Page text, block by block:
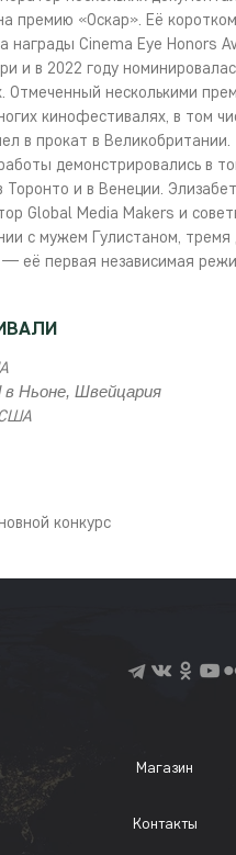
премию «Оскар». Её
награды Cinema Eye Honors
и в 2022 году
Отмеченный несколькими
кинофестивалях, в том
в прокат в Великобритании.
демонстрировались в
Торонто и в Венеции.
Global Media Makers и
с мужем Гулистаном, тремя
её первая независимая
в Ньоне, Швейцария
США
конкурс
Магазин
Контакты